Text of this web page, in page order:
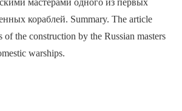
мастерами одного из первых
кораблей. Summary. The article
of the construction by the Russian masters
warships.